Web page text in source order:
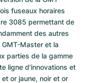
fuseaux horaires
3085 permettant de
des autres
Master et la
parties de la gamme
ligne d'innovations et
or jaune, noir et or